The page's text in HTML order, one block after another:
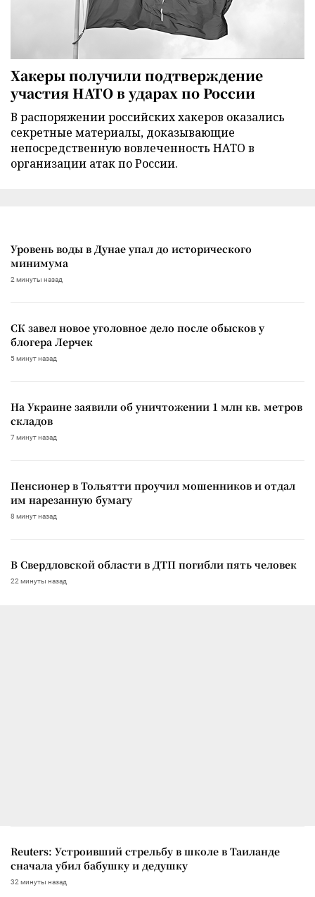
Хакеры получили подтверждение
участия НАТО в ударах по России
В распоряжении российских хакеров оказались
секретные материалы, доказывающие
непосредственную вовлеченность НАТО в
организации атак по России.
Уровень воды в Дунае упал до исторического
минимума
2 минуты назад
СК завел новое уголовное дело после обысков у
блогера Лерчек
5 минут назад
На Украине заявили об уничтожении 1 млн кв. метров
складов
7 минут назад
Пенсионер в Тольятти проучил мошенников и отдал
им нарезанную бумагу
8 минут назад
В Свердловской области в ДТП погибли пять человек
22 минуты назад
Reuters: Устроивший стрельбу в школе в Таиланде
сначала убил бабушку и дедушку
32 минуты назад